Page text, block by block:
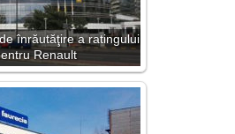
înrăutăţire a ratingului
Renault